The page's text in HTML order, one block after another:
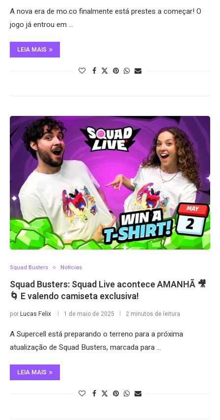
A nova era de mo.co finalmente está prestes a começar! O
jogo já entrou em …
LEIA MAIS
Squad Busters Notícias
Squad Busters: Squad Live acontece AMANHÃ 🎥
🌀 E valendo camiseta exclusiva!
porLucas Felix 1 de maio de 2025 2 minutos de leitura
A Supercell está preparando o terreno para a próxima
atualização de Squad Busters, marcada para …
LEIA MAIS